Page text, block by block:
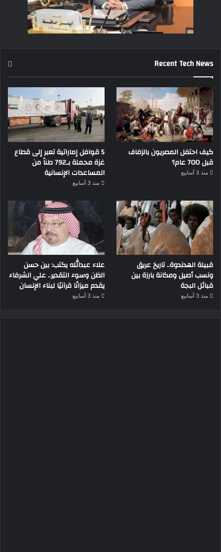
Recent Tech News
كيف احتفل المصريون بالزفاف
قبل 700 عام؟
منذ 3 أسابيع
5 قوافل إماراتية تعبر إلى قطاع
غزة محملة بـ792 طناً من
المساعدات الإنسانية
منذ 3 أسابيع
قبيلة الهدندوة.. تاريخ عريق
ونسب أصيل ومكانة بارزة بين
قبائل البجة
منذ 3 أسابيع
علاء عبدالله يكتب: بين حسن
الظن وسوء التقدير.. علي الشرفاء
يقدم ميزانًا قرآنيًا لبناء الإنسان
منذ 3 أسابيع